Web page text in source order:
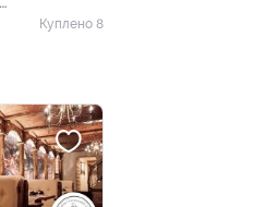
Куплено 8